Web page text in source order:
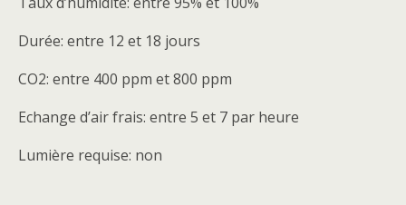
Durée: entre 12 et 18 jours
CO2: entre 400 ppm et 800 ppm
Echange d’air frais: entre 5 et 7 par heure
Lumière requise: non